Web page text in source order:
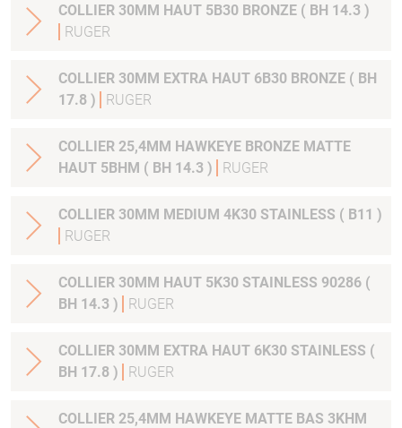
COLLIER 30MM HAUT 5B30 BRONZE ( BH 14.3 )
RUGER
COLLIER 30MM EXTRA HAUT 6B30 BRONZE ( BH
17.8 )
RUGER
COLLIER 25,4MM HAWKEYE BRONZE MATTE
HAUT 5BHM ( BH 14.3 )
RUGER
COLLIER 30MM MEDIUM 4K30 STAINLESS ( B11 )
RUGER
COLLIER 30MM HAUT 5K30 STAINLESS 90286 (
BH 14.3 )
RUGER
COLLIER 30MM EXTRA HAUT 6K30 STAINLESS (
BH 17.8 )
RUGER
COLLIER 25,4MM HAWKEYE MATTE BAS 3KHM